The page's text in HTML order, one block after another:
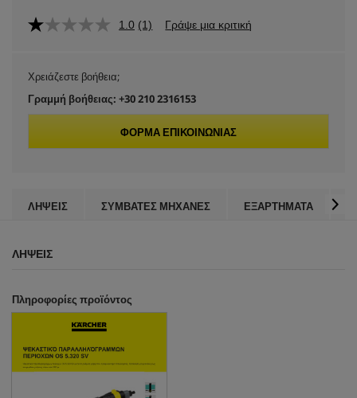
1.0 (1) Γράψε μια κριτική
Χρειάζεστε βοήθεια;
Γραμμή βοήθειας: +30 210 2316153
ΦΌΡΜΑ ΕΠΙΚΟΙΝΩΝΊΑΣ
ΛΉΨΕΙΣ ΣΥΜΒΑΤΈΣ ΜΗΧΑΝΈΣ ΕΞΑΡΤΉΜΑΤΑ
ΛΉΨΕΙΣ
Πληροφορίες προϊόντος